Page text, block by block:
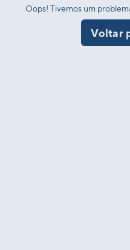
Oops! Tivemos um
Voltar